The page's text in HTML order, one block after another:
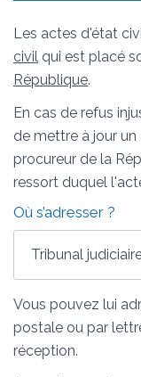
Les actes d'état
civil qui est placé
République.
En cas de refus
de mettre à jour
procureur de la
ressort duquel
Où s’adresser ?
Tribunal
Vous pouvez lui
postale ou par
réception.